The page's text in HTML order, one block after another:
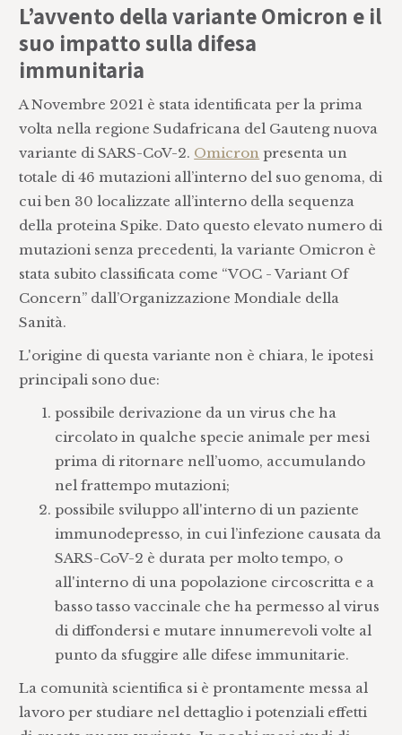
L’avvento della variante Omicron e il
suo impatto sulla difesa
immunitaria
A Novembre 2021 è stata identificata per la prima
volta nella regione Sudafricana del Gauteng nuova
variante di SARS-CoV-2. Omicron presenta un
totale di 46 mutazioni all’interno del suo genoma, di
cui ben 30 localizzate all’interno della sequenza
della proteina Spike. Dato questo elevato numero di
mutazioni senza precedenti, la variante Omicron è
stata subito classificata come “VOC - Variant Of
Concern” dall’Organizzazione Mondiale della
Sanità.
L'origine di questa variante non è chiara, le ipotesi
principali sono due:
possibile derivazione da un virus che ha
circolato in qualche specie animale per mesi
prima di ritornare nell’uomo, accumulando
nel frattempo mutazioni;
possibile sviluppo all'interno di un paziente
immunodepresso, in cui l’infezione causata da
SARS-CoV-2 è durata per molto tempo, o
all'interno di una popolazione circoscritta e a
basso tasso vaccinale che ha permesso al virus
di diffondersi e mutare innumerevoli volte al
punto da sfuggire alle difese immunitarie.
La comunità scientifica si è prontamente messa al
lavoro per studiare nel dettaglio i potenziali effetti